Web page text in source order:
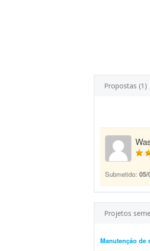
Propostas (1)
Submetido: 05/
Projetos
Manutenção de